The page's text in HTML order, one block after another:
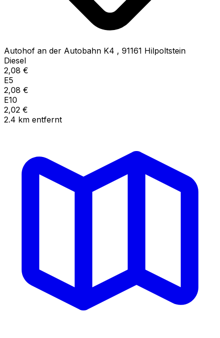
Autohof an der Autobahn K4 , 91161 Hilpoltstein
Diesel
2,08 €
E5
2,08 €
E10
2,02 €
2.4 km entfernt